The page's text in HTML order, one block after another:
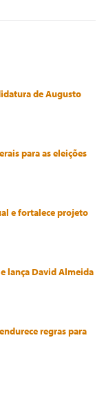
de Augusto
para as eleições
e fortalece projeto
lança David Almeida
regras para